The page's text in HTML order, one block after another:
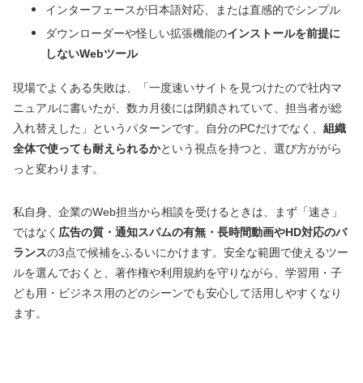
インターフェースが日本語対応、または直感的でシンプル
ダウンローダーや怪しい拡張機能のインストールを前提に
しないWebツール
現場でよくある失敗は、「一度速いサイトを見つけたので社内マ
ニュアルに書いたが、数カ月後には閉鎖されていて、担当者が総
入れ替えした」というパターンです。自分のPCだけでなく、 組織
全体で使っても耐えられるかという視点を持つと、選び方ががら
っと変わります。
私自身、企業のWeb担当から相談を受けるときは、まず「速さ」
ではなく 広告の質・通知スパムの有無・長時間動画やHD対応のバ
ランスの3点で候補をふるいにかけます。安全な範囲で使えるツー
ルを選んでおくと、著作権や利用規約を守りながら、学習用・子
ども用・ビジネス用のどのシーンでも安心して活用しやすくなり
ます。